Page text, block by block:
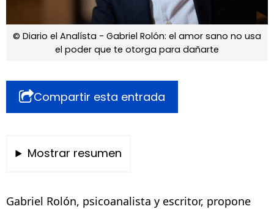
© Diario el Analísta - Gabriel Rolón: el amor sano no usa
el poder que te otorga para dañarte
Compartir esta entrada
Mostrar resumen
Gabriel Rolón, psicoanalista y escritor, propone